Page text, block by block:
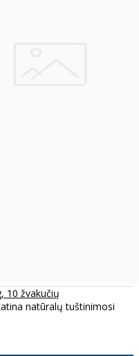
10 žvakučių
natūralų tuštinimosi